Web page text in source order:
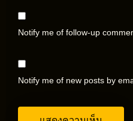
Notify me of follow-up
Notify me of new posts by